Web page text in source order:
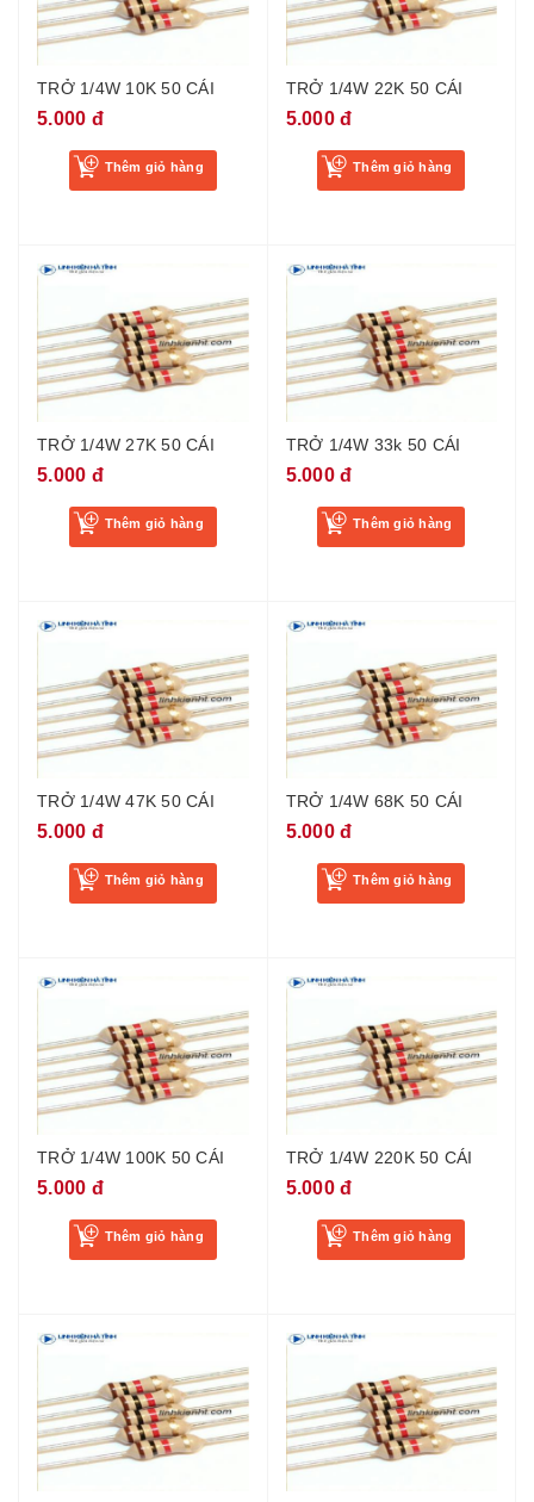
TRỞ 1/4W 10K 50 CÁI
5.000 đ
Thêm giỏ hàng
TRỞ 1/4W 22K 50 CÁI
5.000 đ
Thêm giỏ hàng
TRỞ 1/4W 27K 50 CÁI
5.000 đ
Thêm giỏ hàng
TRỞ 1/4W 33k 50 CÁI
5.000 đ
Thêm giỏ hàng
TRỞ 1/4W 47K 50 CÁI
5.000 đ
Thêm giỏ hàng
TRỞ 1/4W 68K 50 CÁI
5.000 đ
Thêm giỏ hàng
TRỞ 1/4W 100K 50 CÁI
5.000 đ
Thêm giỏ hàng
TRỞ 1/4W 220K 50 CÁI
5.000 đ
Thêm giỏ hàng